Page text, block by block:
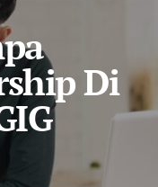
Di